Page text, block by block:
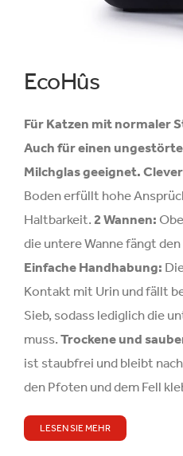
EcoHûs
Für Katzen mit normaler
Auch für einen
Milchglas geeignet.
Boden erfüllt hohe
Haltbarkeit. 2 Wannen:
die untere Wanne fängt
Einfache Handhabung:
Kontakt mit Urin und fällt
Sieb, sodass lediglich die
muss. Trockene und
ist staubfrei und bleibt
den Pfoten und dem Fell
LESEN SIE MEHR